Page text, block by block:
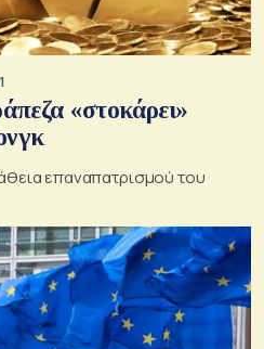
«στοκάρει»
επαναπατρισμού του